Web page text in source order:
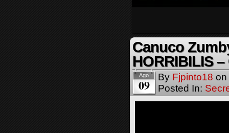
Canuco
HORRIBILIS
Ago
09 By Fjpinto18 on
Posted In: